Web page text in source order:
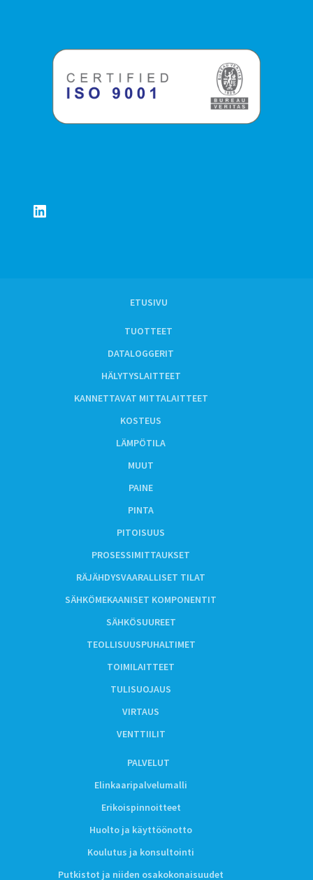
LinkedIn
ETUSIVU
TUOTTEET
DATALOGGERIT
HÄLYTYSLAITTEET
KANNETTAVAT MITTALAITTEET
KOSTEUS
LÄMPÖTILA
MUUT
PAINE
PINTA
PITOISUUS
PROSESSIMITTAUKSET
RÄJÄHDYSVAARALLISET TILAT
SÄHKÖMEKAANISET KOMPONENTIT
SÄHKÖSUUREET
TEOLLISUUSPUHALTIMET
TOIMILAITTEET
TULISUOJAUS
VIRTAUS
VENTTIILIT
PALVELUT
Elinkaaripalvelumalli
Erikoispinnoitteet
Huolto ja käyttöönotto
Koulutus ja konsultointi
Putkistot ja niiden osakokonaisuudet